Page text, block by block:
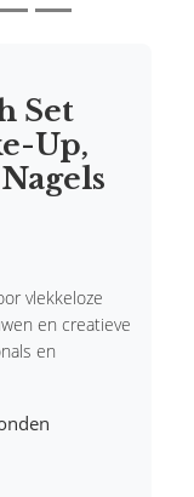
Set
Up,
vlekkeloze
en creatieve
en